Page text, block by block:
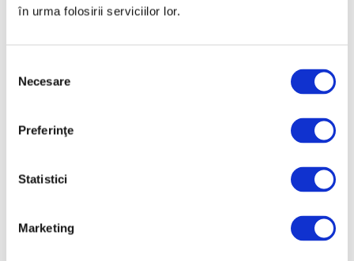
în urma folosirii serviciilor lor.
consimțământului
Necesare
Preferinţe
Statistici
Marketing
timpul unui raid al poliției
23 Iunie 2026